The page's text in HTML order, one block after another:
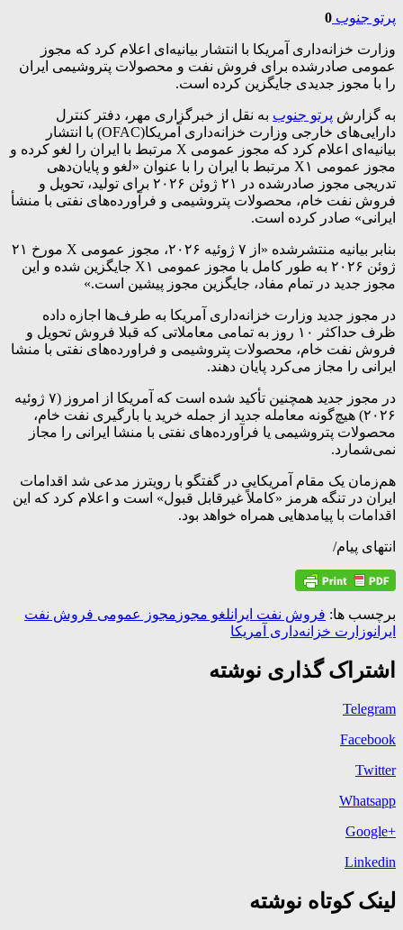
پرتو جنوب 0
وزارت خزانه‌داری آمریکا با انتشار بیانیه‌ای اعلام کرد که مجوز
عمومی صادرشده برای فروش نفت و محصولات پتروشیمی ایران
را با مجوز جدیدی جایگزین کرده است.
به گزارش پرتو جنوب به نقل از خبرگزاری مهر، دفتر کنترل
دارایی‌های خارجی وزارت خزانه‌داری آمریکا(OFAC) با انتشار
بیانیه‌ای اعلام کرد که مجوز عمومی X مرتبط با ایران را لغو کرده و
مجوز عمومی X۱ مرتبط با ایران را با عنوان «لغو و پایان‌دهی
تدریجی مجوز صادرشده در ۲۱ ژوئن ۲۰۲۶ برای تولید، تحویل و
فروش نفت خام، محصولات پتروشیمی و فرآورده‌های نفتی با منشأ
ایرانی» صادر کرده است.
بنابر بیانیه منتشرشده «از ۷ ژوئیه ۲۰۲۶، مجوز عمومی X مورخ ۲۱
ژوئن ۲۰۲۶ به طور کامل با مجوز عمومی X۱ جایگزین شده و این
مجوز جدید در تمام مفاد، جایگزین مجوز پیشین است.»
در مجوز جدید وزارت خزانه‌داری آمریکا به طرف‌ها اجازه داده
ظرف حداکثر ۱۰ روز به تمامی معاملاتی که قبلا فروش تحویل و
فروش نفت خام، محصولات پتروشیمی و فراورده‌های نفتی با منشا
ایرانی را مجاز می‌کرد پایان دهند.
در مجوز جدید همچنین تأکید شده است که آمریکا از امروز (۷ ژوئیه
۲۰۲۶) هیچ‌گونه معامله جدید از جمله خرید یا بارگیری نفت خام،
محصولات پتروشیمی یا فرآورده‌های نفتی با منشا ایرانی را مجاز
نمی‌شمارد.
هم‌زمان یک مقام آمریکایی در گفتگو با رویترز مدعی شد اقدامات
ایران در تنگه هرمز «کاملاً غیرقابل قبول» است و اعلام کرد که این
اقدامات با پیامدهایی همراه خواهد بود.
انتهای پیام/
برچسب ها: فروش نفت ایرانلغو مجوز مجوز عمومی فروش نفت
ایرانوزارت خزانه‌داری آمریکا
اشتراک گذاری نوشته
Telegram
Facebook
Twitter
Whatsapp
+Google
Linkedin
لینک کوتاه نوشته